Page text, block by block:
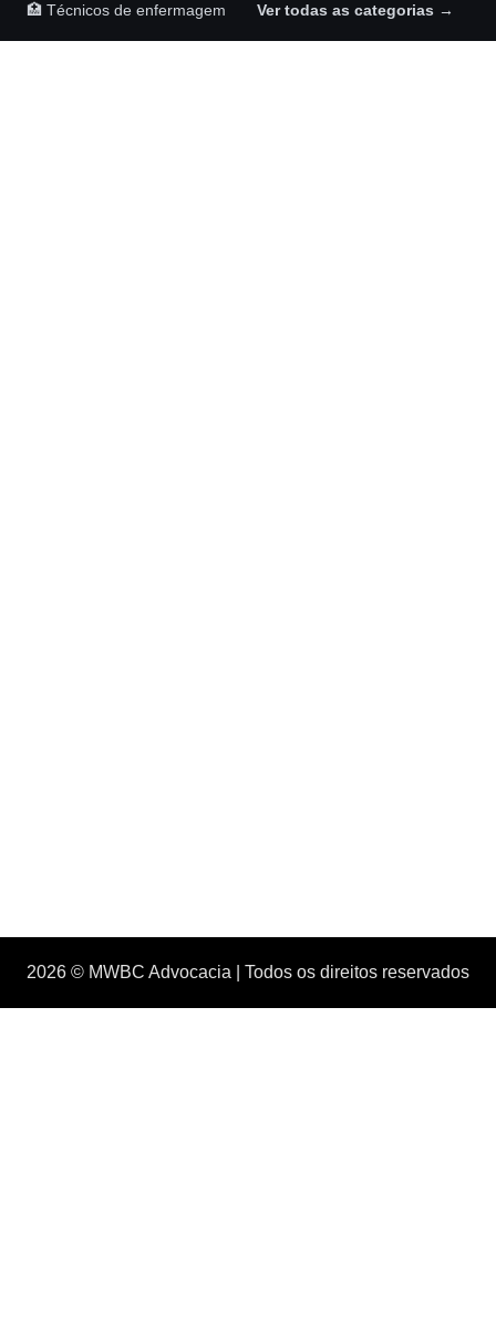
🏥 Técnicos de enfermagem
Ver todas as categorias →
2026 © MWBC Advocacia | Todos os direitos reservados